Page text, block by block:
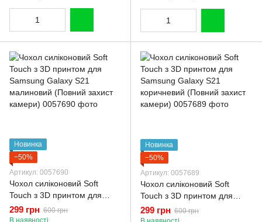
Новинка
−50%
Артикул: 0057690
Чохол силіконовий Soft
Touch з 3D принтом для
Samsung Galaxy S21
малиновий (Повний захист
299 грн 600 грн
В наявності
Новинка
−50%
Артикул: 0057689
Чохол силіконовий Soft
Touch з 3D принтом для
Samsung Galaxy S21
коричневий (Повний захист
299 грн 600 грн